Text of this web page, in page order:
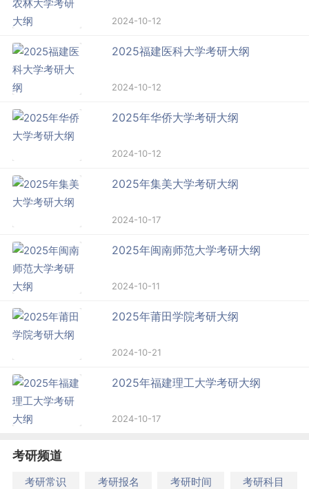
2024-10-12
2025福建医科大学考研大纲
2024-10-12
2025年华侨大学考研大纲
2024-10-12
2025年集美大学考研大纲
2024-10-17
2025年闽南师范大学考研大纲
2024-10-11
2025年莆田学院考研大纲
2024-10-21
2025年福建理工大学考研大纲
2024-10-17
考研频道
考研常识 考研报名 考研时间 考研科目